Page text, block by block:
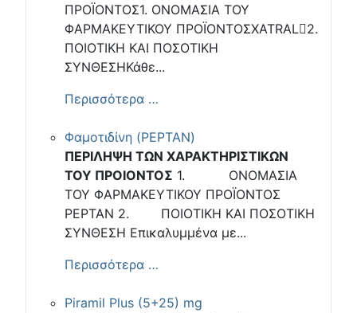
ΠΡΟΪΟΝΤΟΣ1. ΟΝΟΜΑΣΙΑ ΤΟΥ
ΦΑΡΜΑΚΕΥΤΙΚΟΥ ΠΡΟΪΟΝΤΟΣXATRAL2.
ΠΟΙΟΤΙΚΗ ΚΑΙ ΠΟΣΟΤΙΚΗ
ΣΥΝΘΕΣΗΚάθε...
Περισσότερα …
Φαμοτιδίνη (PEPTAN)
ΠΕΡΙΛΗΨΗ ΤΩΝ ΧΑΡΑΚΤΗΡΙΣΤΙΚΩΝ
ΤΟΥ ΠΡΟΙΟΝΤΟΣ 1. ΟΝΟΜΑΣΙΑ
ΤΟΥ ΦΑΡΜΑΚΕΥΤΙΚΟΥ ΠΡΟΪΟΝΤΟΣ
PEPTAN 2. ΠΟΙΟΤΙΚΗ ΚΑΙ ΠΟΣΟΤΙΚΗ
ΣΥΝΘΕΣΗ Επικαλυμμένα με...
Περισσότερα …
Piramil Plus (5+25) mg